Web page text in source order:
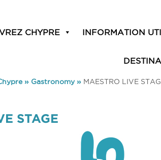
CHYPRE INFORMATION
» Gastronomy» MAESTRO LIVE
STAGE